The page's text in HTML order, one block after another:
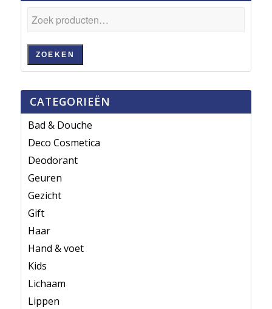
ZOEKEN
CATEGORIEËN
Bad & Douche
Deco Cosmetica
Deodorant
Geuren
Gezicht
Gift
Haar
Hand & voet
Kids
Lichaam
Lippen